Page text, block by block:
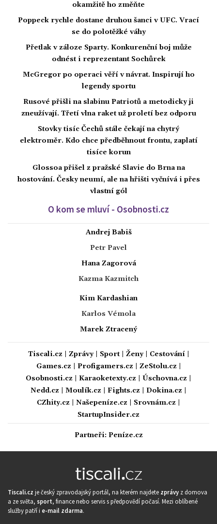
okamžitě ho změňte
Poppeck rychle dostane druhou šanci v UFC. Vrací
se do polotěžké váhy
Přetlak v záloze Sparty. Konkurenční boj může
odnést i reprezentant Sochůrek
McGregor po operaci věří v návrat. Inspirují ho
legendy sportu
Rusové přišli na slabinu Patriotů a metodicky ji
zneužívají. Třetí vlna raket už proletí bez odporu
Stovky tisíc Čechů stále čekají na chytrý
elektroměr. Kdo chce předběhnout frontu, zaplatí
tisíce korun
Glossoa přišel z pražské Slavie do Brna na
hostování. Česky neumí, ale na hřišti vyčnívá i přes
vlastní gól
O kom se mluví - Osobnosti.cz
Andrej Babiš
Petr Pavel
Hana Zagorová
Kazma Kazmitch
Kim Kardashian
Karlos Vémola
Marek Ztracený
Tiscali.cz Zprávy| Sport| Ženy| Cestování|
Games.cz
Profigamers.cz ZeStolu.cz
Osobnosti.cz
Karaoketexty.cz Úschovna.cz
Nedd.cz
Moulík.cz Fights.cz Dokina.cz
CZhity.cz
Našepeníze.cz Srovnám.cz
StartupInsider.cz
Partneři: Peníze.cz
Tiscali.cz je český zpravodajský portál, na kterém najdete zprávy z domova
a ze světa, sport, finance nebo servis s předpovědí počasí. Mezi oblíbené
služby patří i e-mail zdarma.